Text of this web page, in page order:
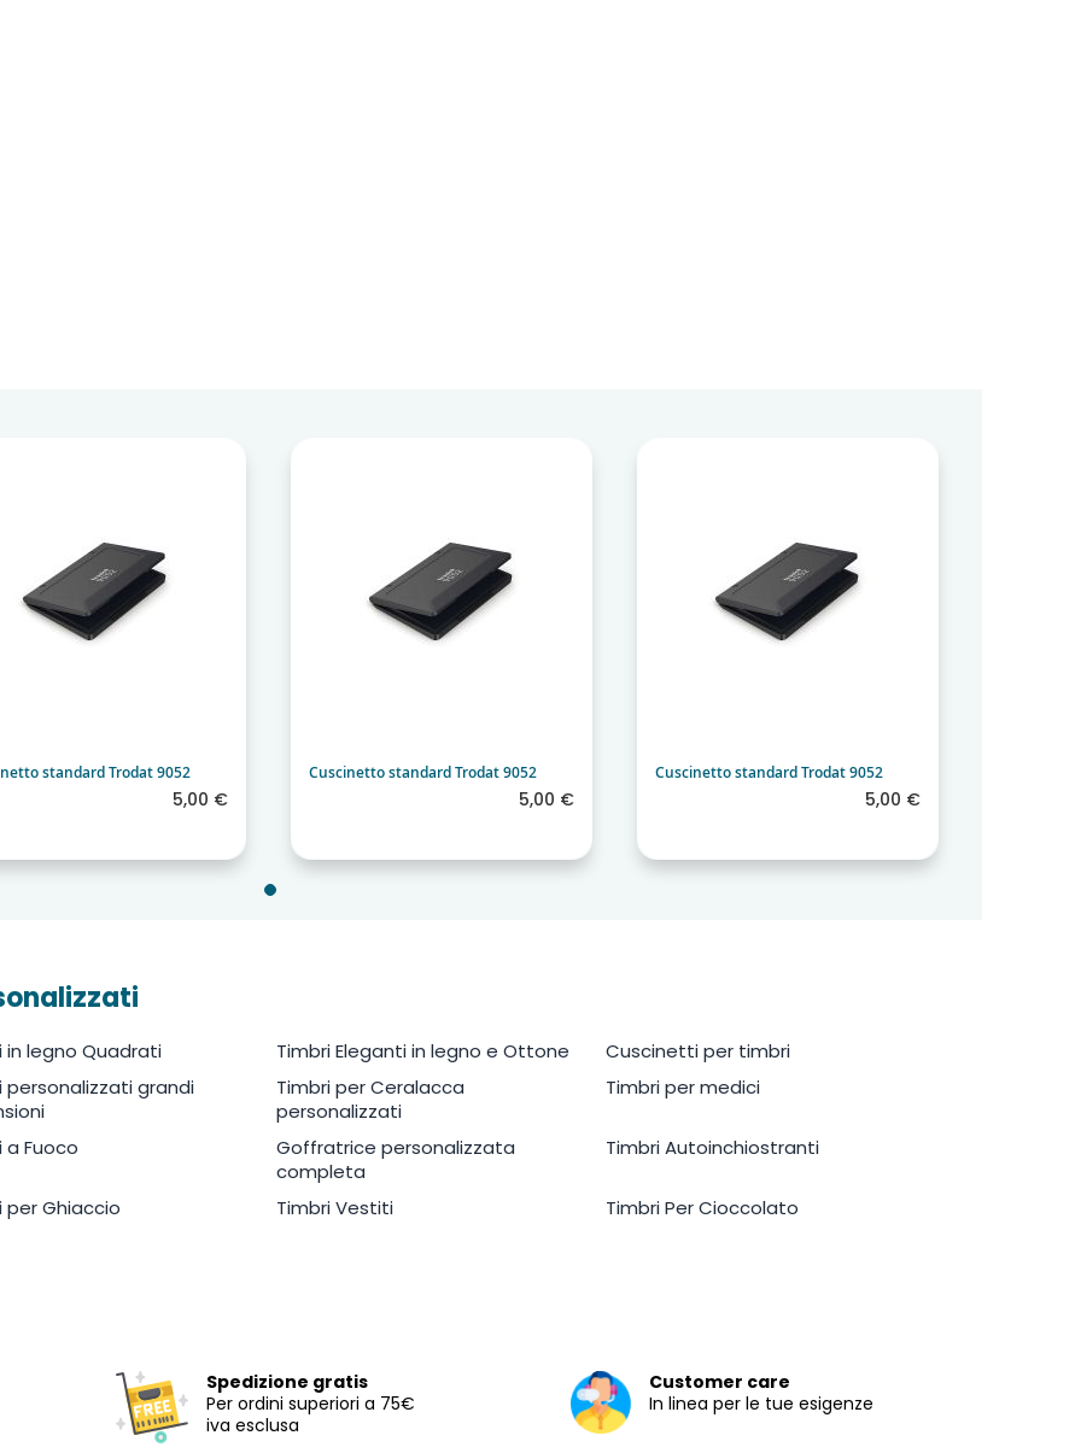
standard Trodat 9052
5,00 €
Cuscinetto standard Trodat 9052
5,00 €
Cuscinetto standard Trodat 9052
5,00 €
in legno Quadrati Timbri Eleganti in legno e Ottone
Cuscinetti per timbri
personalizzati grandi
Timbri per Ceralacca
personalizzati
Timbri per medici
a Fuoco
Goffratrice personalizzata
completa
Timbri Autoinchiostranti
per Ghiaccio Timbri Vestiti Timbri Per Cioccolato
Spedizione gratis
Per ordini superiori a 75€
iva esclusa
Customer care
In linea per le tue esigenze